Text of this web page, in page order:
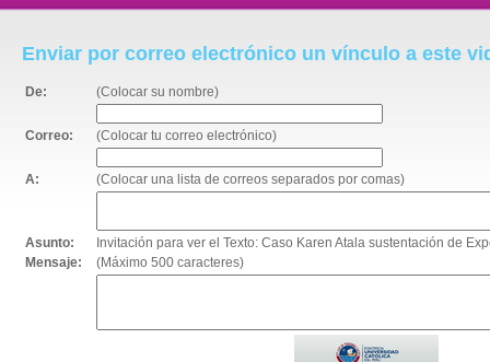
Enviar por correo electrónico un vínculo a este
De: (Colocar su nombre)
Correo: (Colocar tu correo electrónico)
A: (Colocar una lista de correos separados por comas)
Asunto:
Invitación para ver el Texto: Caso Karen Atala sustentación de
Mensaje:
(Máximo 500 caracteres)